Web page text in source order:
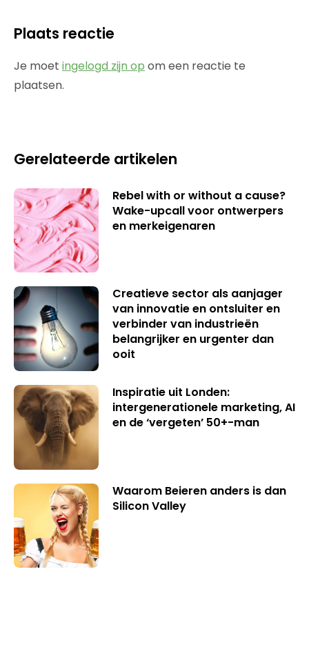
Plaats reactie
Je moet ingelogd zijn op om een reactie te
plaatsen.
Gerelateerde artikelen
Rebel with or without a cause?
Wake-upcall voor ontwerpers
en merkeigenaren
Creatieve sector als aanjager
van innovatie en ontsluiter en
verbinder van industrieën
belangrijker en urgenter dan
ooit
Inspiratie uit Londen:
intergenerationele marketing, AI
en de ‘vergeten’ 50+-man
Waarom Beieren anders is dan
Silicon Valley